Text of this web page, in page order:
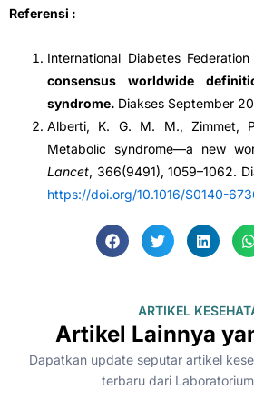
Referensi :
International Diabetes
consensus worldwide
syndrome. Diakses September
Alberti, K. G. M. M., Zimmet,
Metabolic syndrome—a new
Lancet, 366(9491), 1059–1062.
https://doi.org/10.1016/S0140-
ARTIKEL
Artikel Lainnya
Dapatkan update seputar artikel
terbaru dari